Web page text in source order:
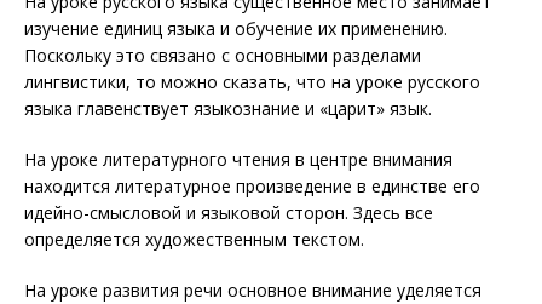
изучение единиц языка и обучение их применению.
Поскольку это связано с основными разделами
лингвистики, то можно сказать, что на уроке русского
языка главенствует языкознание и «царит» язык.
На уроке литературного чтения в центре внимания
находится литературное произведение в единстве его
идейно-смысловой и языковой сторон. Здесь все
определяется художественным текстом.
На уроке развития речи основное внимание уделяется